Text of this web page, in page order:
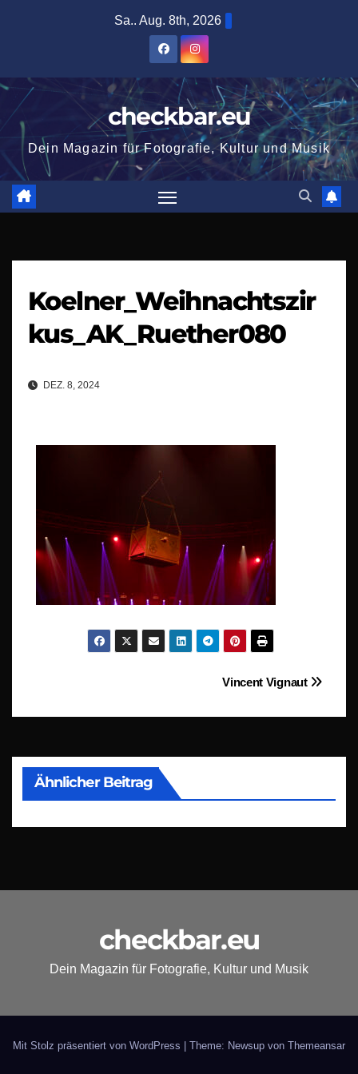
Sa.. Aug. 8th, 2026
checkbar.eu
Dein Magazin für Fotografie, Kultur und Musik
Koelner_Weihnachtszir
kus_AK_Ruether080
DEZ. 8, 2024
Beitragsnavigation
Vincent Vignaut
Ähnlicher Beitrag
checkbar.eu
Dein Magazin für Fotografie, Kultur und Musik
Mit Stolz präsentiert von WordPress | Theme: Newsup von Themeansar